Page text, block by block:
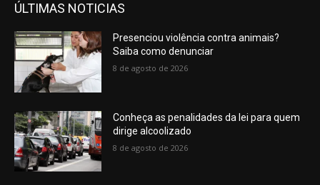
ÚLTIMAS NOTICIAS
Presenciou violência contra animais?
Saiba como denunciar
8 de agosto de 2026
Conheça as penalidades da lei para quem
dirige alcoolizado
8 de agosto de 2026